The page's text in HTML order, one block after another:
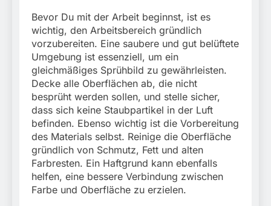
Bevor Du mit der Arbeit beginnst, ist es
wichtig, den Arbeitsbereich gründlich
vorzubereiten. Eine saubere und gut belüftete
Umgebung ist essenziell, um ein
gleichmäßiges Sprühbild zu gewährleisten.
Decke alle Oberflächen ab, die nicht
besprüht werden sollen, und stelle sicher,
dass sich keine Staubpartikel in der Luft
befinden. Ebenso wichtig ist die Vorbereitung
des Materials selbst. Reinige die Oberfläche
gründlich von Schmutz, Fett und alten
Farbresten. Ein Haftgrund kann ebenfalls
helfen, eine bessere Verbindung zwischen
Farbe und Oberfläche zu erzielen.